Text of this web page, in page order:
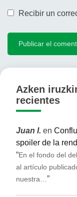
Recibir un
Azken
recientes
Juan I. en
spoiler de la
“En el fondo del
al artículo
nuestra…”